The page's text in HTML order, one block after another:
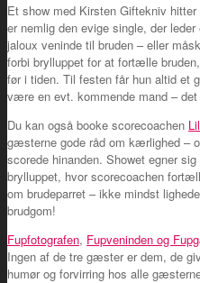
Et show med Kirsten Giftekniv
er nemlig den evige single, der
jaloux veninde til bruden – eller
forbi brylluppet for at fortælle
før i tiden. Til festen får hun altid et
være en evt. kommende mand –
Du kan også booke scorecoachen
gæsterne gode råd om kærlighed –
scorede hinanden. Showet egner
brylluppet, hvor scorecoachen
om brudeparret – ikke mindst
brudgom!
Fupfotografen, Fupveninden og
Ingen af de tre gæster er dem, de
humør og forvirring hos alle